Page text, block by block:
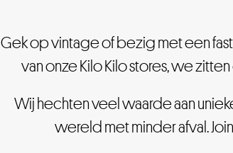
Gek op vintage of bezig met een
van onze Kilo Kilo stores, we
Wij hechten veel waarde aan
wereld met minder afval.